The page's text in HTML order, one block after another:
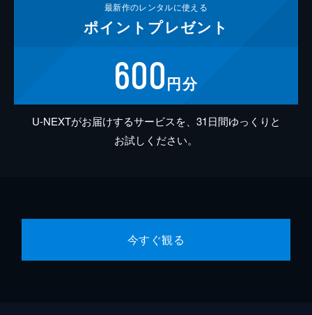
最新作のレンタルに使える
ポイント プレゼント
600円分
U-NEXTがお届けするサービスを、31日間ゆっくりと
お試しください。
今すぐ観る